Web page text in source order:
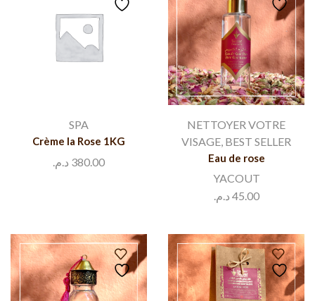
SPA
Crème la Rose 1KG
380.00 د.م.
NETTOYER VOTRE
VISAGE, BEST SELLER
Eau de rose
YACOUT
45.00 د.م.